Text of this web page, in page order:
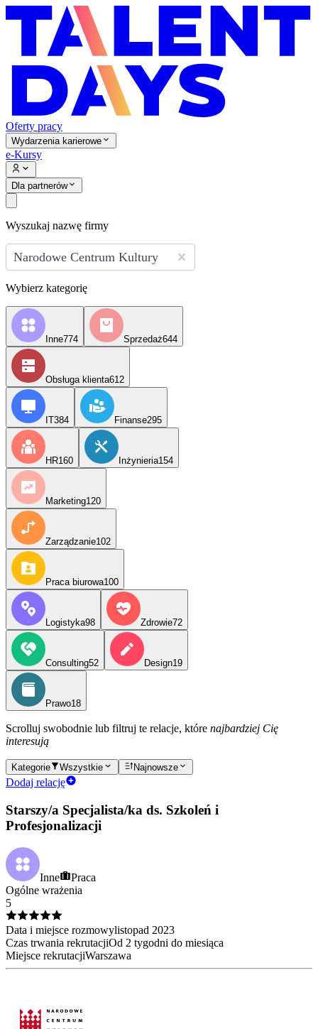
Oferty pracy
Wydarzenia karierowe
e-Kursy
Dla partnerów
Wyszukaj nazwę firmy
Narodowe Centrum Kultury
Wybierz kategorię
Inne774 Sprzedaż644
Obsługa klienta612
IT384 Finanse295
HR160 Inżynieria154
Marketing120
Zarządzanie102
Praca biurowa100
Logistyka98 Zdrowie72
Consulting52 Design19
Prawo18
Scrolluj swobodnie lub filtruj te relacje, które najbardziej Cię
interesują
Kategorie Wszystkie Najnowsze
Dodaj relację
Starszy/a Specjalista/ka ds. Szkoleń i
Profesjonalizacji
Inne
Praca
Ogólne wrażenia
5
Data i miejsce rozmowylistopad 2023
Czas trwania rekrutacjiOd 2 tygodni do miesiąca
Miejsce rekrutacjiWarszawa